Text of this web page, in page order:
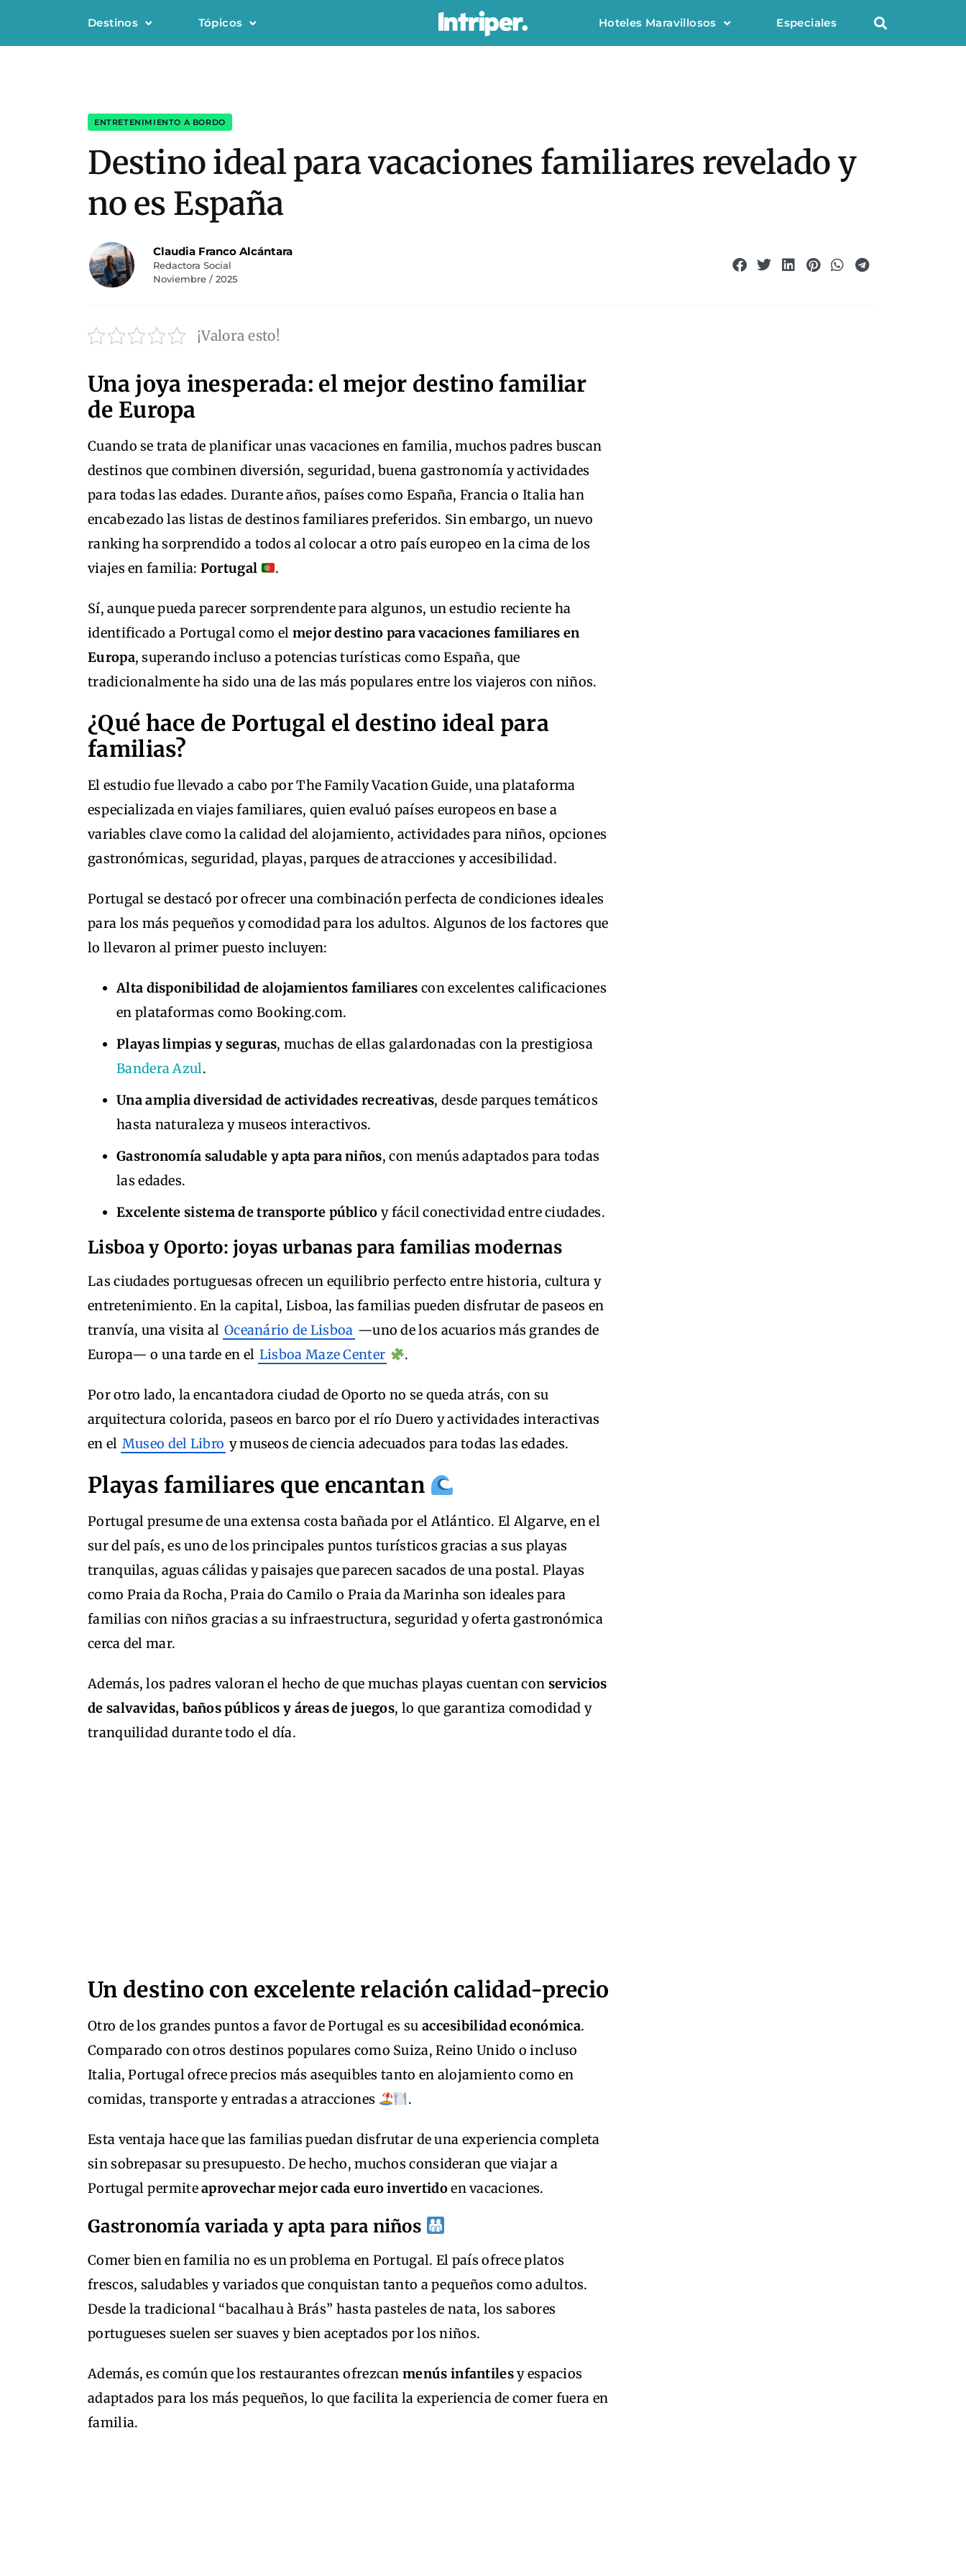
Destinos Tópicos Hoteles Maravillosos Especiales
ENTRETENIMIENTO A BORDO
Destino ideal para vacaciones familiares revelado y
no es España
Claudia Franco Alcántara
Redactora Social
Noviembre / 2025
¡Valora esto!
Una joya inesperada: el mejor destino familiar
de Europa
Cuando se trata de planificar unas vacaciones en familia, muchos padres buscan
destinos que combinen diversión, seguridad, buena gastronomía y actividades
para todas las edades. Durante años, países como España, Francia o Italia han
encabezado las listas de destinos familiares preferidos. Sin embargo, un nuevo
ranking ha sorprendido a todos al colocar a otro país europeo en la cima de los
viajes en familia: Portugal .
Sí, aunque pueda parecer sorprendente para algunos, un estudio reciente ha
identificado a Portugal como el mejor destino para vacaciones familiares en
Europa, superando incluso a potencias turísticas como España, que
tradicionalmente ha sido una de las más populares entre los viajeros con niños.
¿Qué hace de Portugal el destino ideal para
familias?
El estudio fue llevado a cabo por The Family Vacation Guide, una plataforma
especializada en viajes familiares, quien evaluó países europeos en base a
variables clave como la calidad del alojamiento, actividades para niños, opciones
gastronómicas, seguridad, playas, parques de atracciones y accesibilidad.
Portugal se destacó por ofrecer una combinación perfecta de condiciones ideales
para los más pequeños y comodidad para los adultos. Algunos de los factores que
lo llevaron al primer puesto incluyen:
Alta disponibilidad de alojamientos familiares con excelentes calificaciones
en plataformas como Booking.com.
Playas limpias y seguras, muchas de ellas galardonadas con la prestigiosa
Bandera Azul.
Una amplia diversidad de actividades recreativas, desde parques temáticos
hasta naturaleza y museos interactivos.
Gastronomía saludable y apta para niños, con menús adaptados para todas
las edades.
Excelente sistema de transporte público y fácil conectividad entre ciudades.
Lisboa y Oporto: joyas urbanas para familias modernas
Las ciudades portuguesas ofrecen un equilibrio perfecto entre historia, cultura y
entretenimiento. En la capital, Lisboa, las familias pueden disfrutar de paseos en
tranvía, una visita al Oceanário de Lisboa —uno de los acuarios más grandes de
Europa— o una tarde en el Lisboa Maze Center .
Por otro lado, la encantadora ciudad de Oporto no se queda atrás, con su
arquitectura colorida, paseos en barco por el río Duero y actividades interactivas
en el Museo del Libro y museos de ciencia adecuados para todas las edades.
Playas familiares que encantan
Portugal presume de una extensa costa bañada por el Atlántico. El Algarve, en el
sur del país, es uno de los principales puntos turísticos gracias a sus playas
tranquilas, aguas cálidas y paisajes que parecen sacados de una postal. Playas
como Praia da Rocha, Praia do Camilo o Praia da Marinha son ideales para
familias con niños gracias a su infraestructura, seguridad y oferta gastronómica
cerca del mar.
Además, los padres valoran el hecho de que muchas playas cuentan con servicios
de salvavidas, baños públicos y áreas de juegos, lo que garantiza comodidad y
tranquilidad durante todo el día.
Un destino con excelente relación calidad-precio
Otro de los grandes puntos a favor de Portugal es su accesibilidad económica.
Comparado con otros destinos populares como Suiza, Reino Unido o incluso
Italia, Portugal ofrece precios más asequibles tanto en alojamiento como en
comidas, transporte y entradas a atracciones
.
Esta ventaja hace que las familias puedan disfrutar de una experiencia completa
sin sobrepasar su presupuesto. De hecho, muchos consideran que viajar a
Portugal permiteaprovechar mejor cada euro invertidoen vacaciones.
Gastronomía variada y apta para niños
Comer bien en familia no es un problema en Portugal. El país ofrece platos
frescos, saludables y variados que conquistan tanto a pequeños como adultos.
Desde la tradicional “bacalhau à Brás” hasta pasteles de nata, los sabores
portugueses suelen ser suaves y bien aceptados por los niños.
Además, es común que los restaurantes ofrezcanmenús infantilesy espacios
adaptados para los más pequeños, lo que facilita la experiencia de comer fuera en
familia.